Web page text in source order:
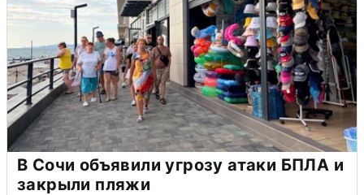
В Сочи объявили угрозу атаки БПЛА и
закрыли пляжи